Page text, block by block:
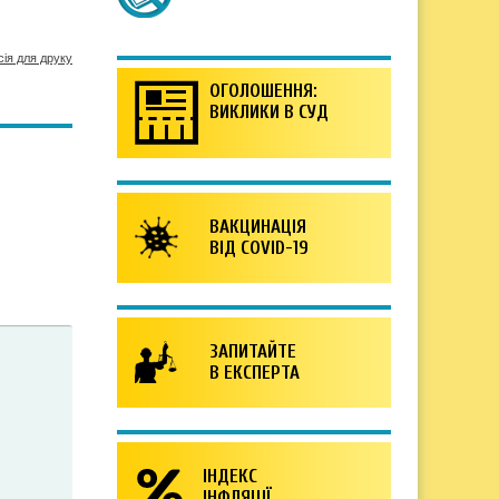
для друку
ОГОЛОШЕННЯ:
ВИКЛИКИ В СУД
ВАКЦИНАЦІЯ
ВІД COVID-19
ЗАПИТАЙТЕ
В ЕКСПЕРТА
ІНДЕКС